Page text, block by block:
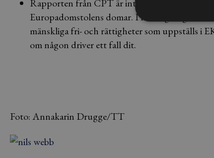
Rapporten från CPT är inte bindande för
Europadomstolens domar. I förlängningen
mänskliga fri- och rättigheter som uppställs i
om någon driver ett fall dit.
Foto: Annakarin Drugge/TT